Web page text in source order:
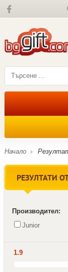
Начало
РЕЗУЛТАТИ
Производител:
Junior
1.9